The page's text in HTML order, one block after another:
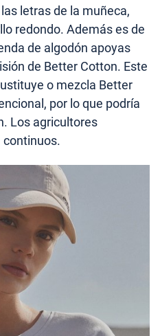
letras de la muñeca,
redondo. Además es de
de algodón apoyas
de Better Cotton. Este
o mezcla Better
por lo que podría
Los agricultores